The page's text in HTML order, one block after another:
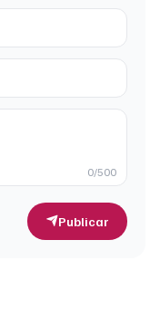
0/500
Publicar